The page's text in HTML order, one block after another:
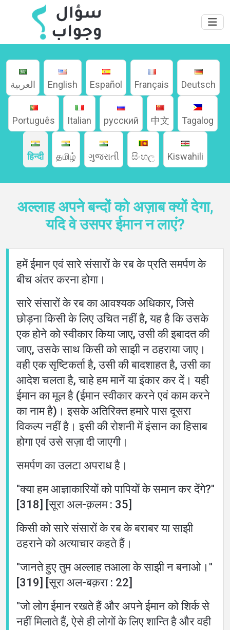
घर
बारे
बोली
العربية English Español Français Deutsch
Português Italian русский 中文 Tagalog
हिन्दी தமிழ் ગુજરાતી සිංහල Kiswahili
अल्लाह अपने बन्दों को अज़ाब क्यों देगा,
यदि वे उसपर ईमान न लाएं?
हमें ईमान एवं सारे संसारों के रब के प्रति समर्पण के
बीच अंतर करना होगा।
सारे संसारों के रब का आवश्यक अधिकार, जिसे
छोड़ना किसी के लिए उचित नहीं है, यह है कि उसके
एक होने को स्वीकार किया जाए, उसी की इबादत की
जाए, उसके साथ किसी को साझी न ठहराया जाए।
वही एक सृष्टिकर्ता है, उसी की बादशाहत है, उसी का
आदेश चलता है, चाहे हम मानें या इंकार कर दें। यही
ईमान का मूल है (ईमान स्वीकार करने एवं काम करने
का नाम है)। इसके अतिरिक्त हमारे पास दूसरा
विकल्प नहीं है। इसी की रोशनी में इंसान का हिसाब
होगा एवं उसे सज़ा दी जाएगी।
समर्पण का उलटा अपराध है।
''क्या हम आज्ञाकारियों को पापियों के समान कर देंगे?''
[318] [सूरा अल-क़लम : 35]
किसी को सारे संसारों के रब के बराबर या साझी
ठहराने को अत्याचार कहते हैं।
''जानते हुए तुम अल्लाह तआला के साझी न बनाओ।''
[319] [सूरा अल-बक़रा : 22]
"जो लोग ईमान रखते हैं और अपने ईमान को शिर्क से
नहीं मिलाते हैं, ऐसे ही लोगों के लिए शान्ति है और वही